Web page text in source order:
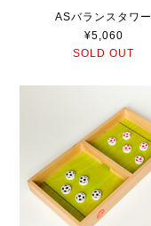
ASバランスタワー
¥5,060
SOLD OUT